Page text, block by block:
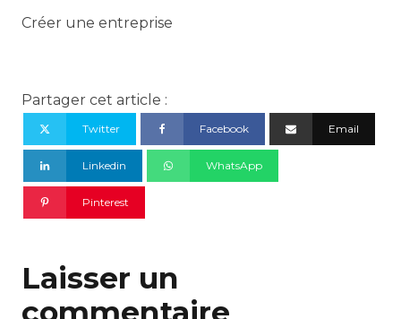
Créer une entreprise
Partager cet article :
Twitter Facebook Email
Linkedin WhatsApp
Pinterest
Laisser un